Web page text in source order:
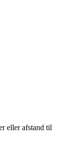
eller afstand til